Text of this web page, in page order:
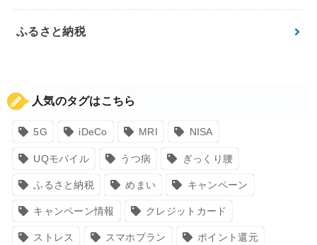
ふるさと納税
人気のタグはこちら
5G iDeCo MRI NISA
UQモバイル うつ病 ぎっくり腰
ふるさと納税 めまい キャンペーン
キャンペーン情報 クレジットカード
ストレス スマホプラン ポイント還元